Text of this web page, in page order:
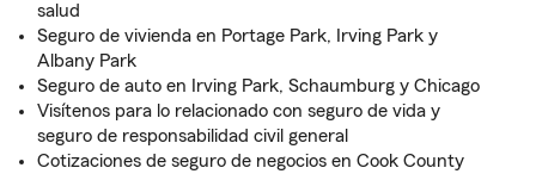
salud
Seguro de vivienda en Portage Park, Irving Park y
Albany Park
Seguro de auto en Irving Park, Schaumburg y Chicago
Visítenos para lo relacionado con seguro de vida y
seguro de responsabilidad civil general
Cotizaciones de seguro de negocios en Cook County